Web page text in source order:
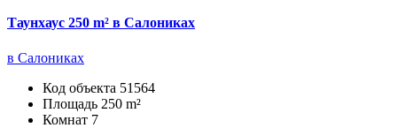
Таунхаус 250 m² в Салониках
в Салониках
Код объекта 51564
Площадь 250 m²
Комнат 7